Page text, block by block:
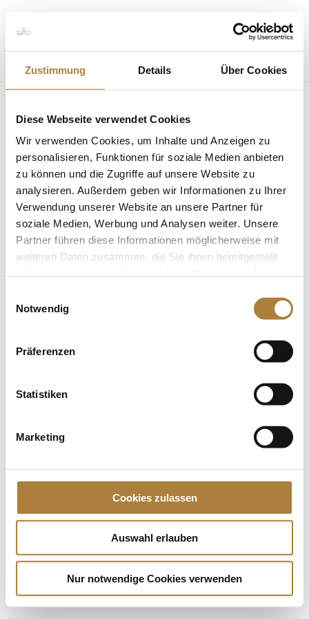
Zustimmung Details Über Cookies
Diese Webseite verwendet Cookies
Wir verwenden Cookies, um Inhalte und Anzeigen zu
personalisieren, Funktionen für soziale Medien anbieten
zu können und die Zugriffe auf unsere Website zu
analysieren. Außerdem geben wir Informationen zu Ihrer
Verwendung unserer Website an unsere Partner für
soziale Medien, Werbung und Analysen weiter. Unsere
Partner führen diese Informationen möglicherweise mit
weiteren Daten zusammen, die Sie ihnen bereitgestellt
Notwendig
Präferenzen
Statistiken
Marketing
Cookies zulassen
Auswahl erlauben
Nur notwendige Cookies verwenden
Seite wählen
Stipendien für Nachwuchsvoltigierer beim
Preis der Besten
von Insa Strothmann 10. Mai 2026
Nachwuchsförderung Voltigieren,
Stiftung Deutscher Pferdesport unterstützt U18- und
U21-Talente Beim diesjährigen consteed’s Preis der
Besten wurden insgesamt acht Stipendien vergeben.
Die jeweils drei Erstplatzierten im U18 Pas de Deux
Aktuelle News
Weltmeister
100. Geburtstag von HGW: Warendorf erinnert an
eine Legende des Pferdesports
Goldenes Reitabzeichen für Carolina Miesner